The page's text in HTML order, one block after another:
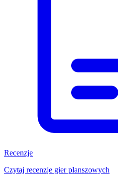
Recenzje
Czytaj recenzje gier planszowych